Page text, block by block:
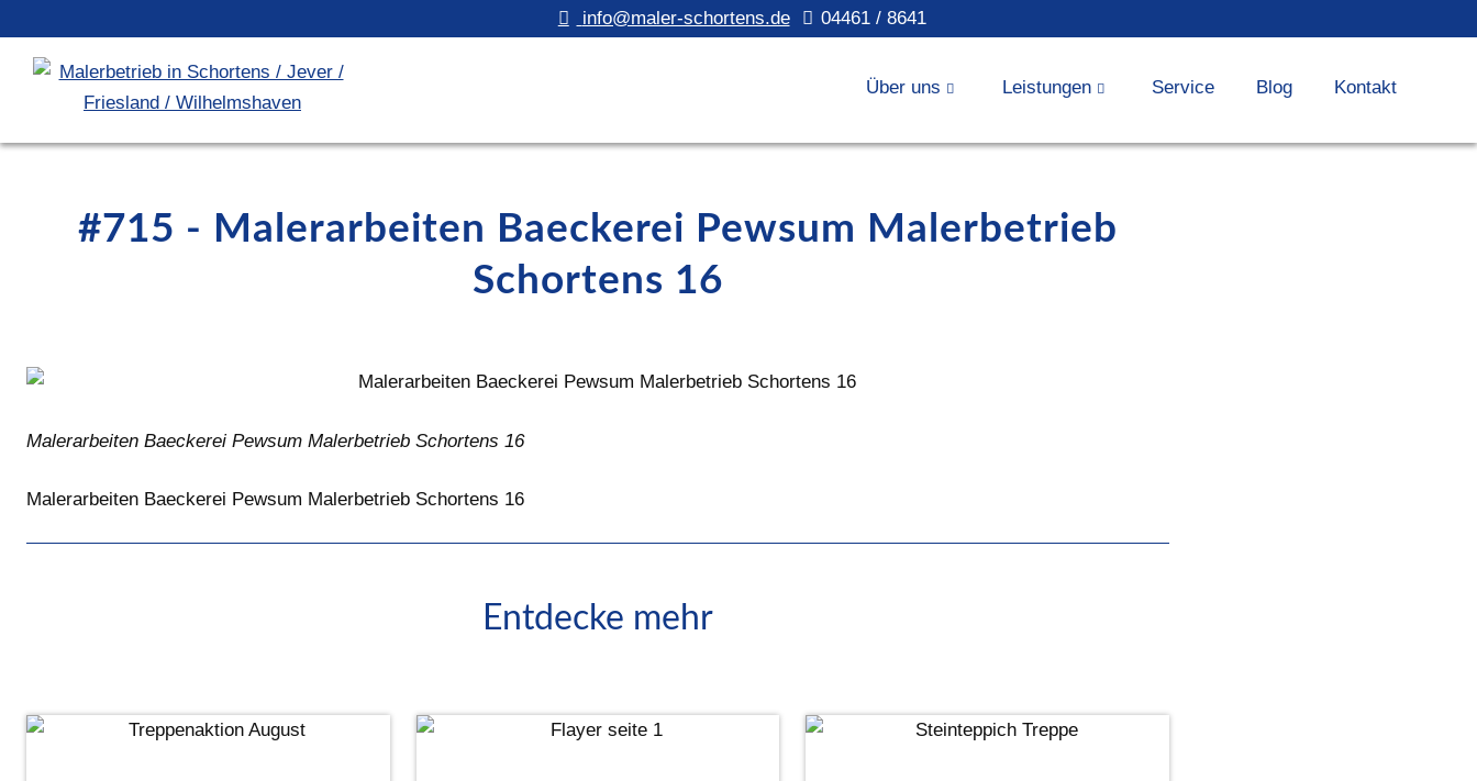
info@maler-schortens.de 04461 / 8641
Über uns Leistungen Service Blog Kontakt
#715 - Malerarbeiten Baeckerei Pewsum Malerbetrieb
Schortens 16
Malerarbeiten Baeckerei Pewsum Malerbetrieb Schortens 16
Malerarbeiten Baeckerei Pewsum Malerbetrieb Schortens 16
Entdecke mehr